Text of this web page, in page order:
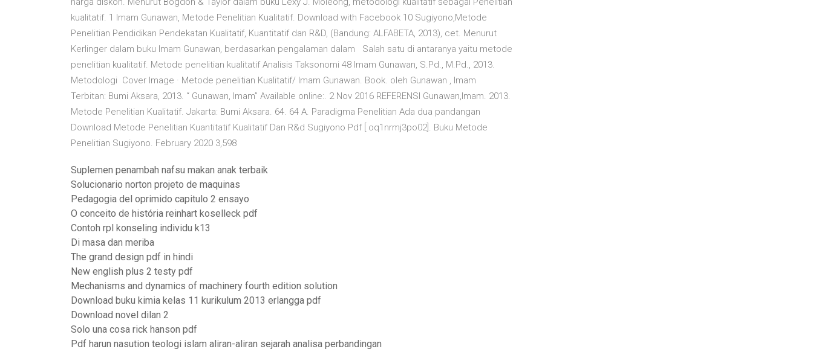
kualitatif. 1 Imam Gunawan, Metode Penelitian Kualitatif. Download with Facebook 10 Sugiyono,Metode
Penelitian Pendidikan Pendekatan Kualitatif, Kuantitatif dan R&D, (Bandung: ALFABETA, 2013), cet. Menurut
Kerlinger dalam buku Imam Gunawan, berdasarkan pengalaman dalam Salah satu di antaranya yaitu metode
penelitian kualitatif. Metode penelitian kualitatif Analisis Taksonomi 48 Imam Gunawan, S.Pd., M.Pd., 2013.
Metodologi Cover Image · Metode penelitian Kualitatif/ Imam Gunawan. Book. oleh Gunawan , Imam
Terbitan: Bumi Aksara, 2013. “ Gunawan, Imam” Available online:. 2 Nov 2016 REFERENSI Gunawan,Imam. 2013.
Metode Penelitian Kualitatif. Jakarta: Bumi Aksara. 64. 64 A. Paradigma Penelitian Ada dua pandangan
Download Metode Penelitian Kuantitatif Kualitatif Dan R&d Sugiyono Pdf [ oq1nrmj3po02]. Buku Metode
Penelitian Sugiyono. February 2020 3,598
Suplemen penambah nafsu makan anak terbaik
Solucionario norton projeto de maquinas
Pedagogia del oprimido capitulo 2 ensayo
O conceito de história reinhart koselleck pdf
Contoh rpl konseling individu k13
Di masa dan meriba
The grand design pdf in hindi
New english plus 2 testy pdf
Mechanisms and dynamics of machinery fourth edition solution
Download buku kimia kelas 11 kurikulum 2013 erlangga pdf
Download novel dilan 2
Solo una cosa rick hanson pdf
Pdf harun nasution teologi islam aliran-aliran sejarah analisa perbandingan